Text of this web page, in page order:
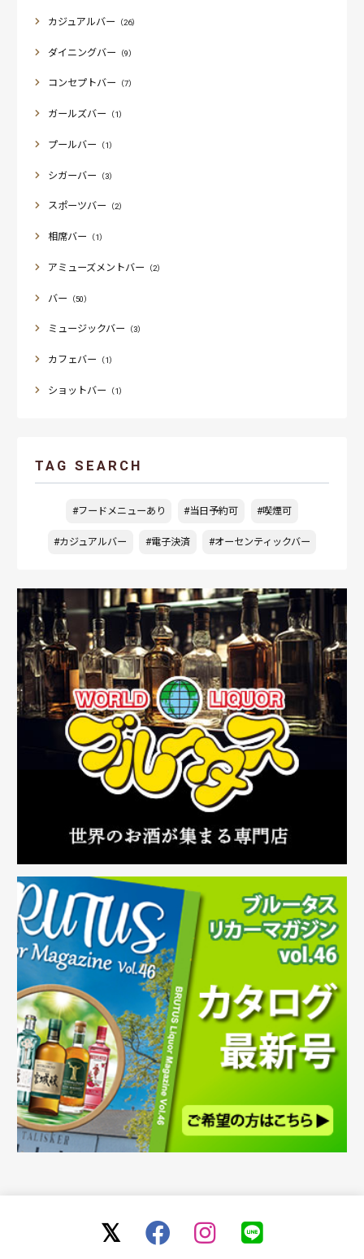
カジュアルバー （26）
ダイニングバー （9）
コンセプトバー （7）
ガールズバー （1）
プールバー （1）
シガーバー （3）
スポーツバー （2）
相席バー （1）
アミューズメントバー （2）
バー （50）
ミュージックバー （3）
カフェバー （1）
ショットバー （1）
TAG SEARCH
#フードメニューあり #当日予約可 #喫煙可
#カジュアルバー #電子決済 #オーセンティックバー